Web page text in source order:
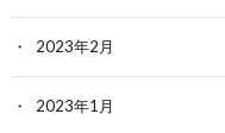
2023年2月
2023年1月